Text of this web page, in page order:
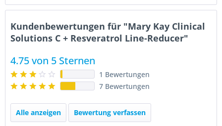
Kundenbewertungen für "Mary Kay Clinical
Solutions C + Resveratrol Line-Reducer"
4.75 von 5 Sternen
1 Bewertungen
7 Bewertungen
Alle anzeigen Bewertung verfassen